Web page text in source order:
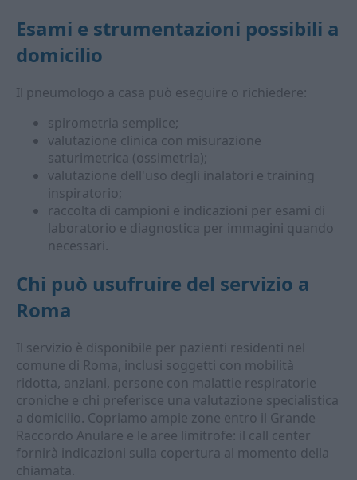
Esami e strumentazioni possibili a
domicilio
Il pneumologo a casa può eseguire o richiedere:
spirometria semplice;
valutazione clinica con misurazione
saturimetrica (ossimetria);
valutazione dell'uso degli inalatori e training
inspiratorio;
raccolta di campioni e indicazioni per esami di
laboratorio e diagnostica per immagini quando
necessari.
Chi può usufruire del servizio a
Roma
Il servizio è disponibile per pazienti residenti nel
comune di Roma, inclusi soggetti con mobilità
ridotta, anziani, persone con malattie respiratorie
croniche e chi preferisce una valutazione specialistica
a domicilio. Copriamo ampie zone entro il Grande
Raccordo Anulare e le aree limitrofe: il call center
fornirà indicazioni sulla copertura al momento della
chiamata.